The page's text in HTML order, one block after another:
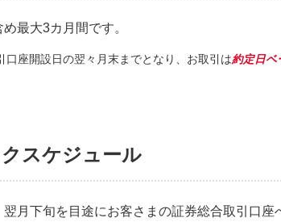
最大3カ月間です。
口座開設日の翌々月末までとなり、お取引は約定日ベ
スケジュール
月下旬を目途にお客さまの証券総合取引口座